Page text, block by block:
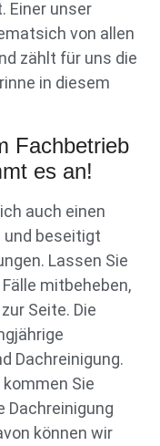
Einer unser
von allen
zählt für uns die
in diesem
Fachbetrieb
es an!
auch einen
und beseitigt
Lassen Sie
mitbeheben,
Seite. Die
Dachreinigung.
Sie
Dachreinigung
können wir